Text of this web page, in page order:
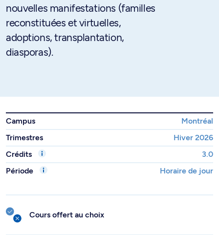
nouvelles manifestations (familles
reconstituées et virtuelles,
adoptions, transplantation,
diasporas).
Campus
Montréal
Trimestres
Hiver 2026
Crédits
3.0
Période
Horaire de jour
Cours offert au choix